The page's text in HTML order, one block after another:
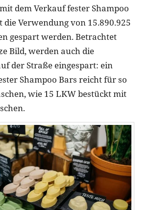
dem Verkauf fester Shampoo
Verwendung von 15.890.925
gespart werden. Betrachtet
Bild, werden auch die
der Straße eingespart: ein
Shampoo Bars reicht für so
wie 15 LKW bestückt mit